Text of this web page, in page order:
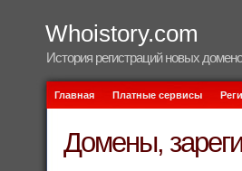
Whoistory.com
История регистраций новых
Главная Платные сервисы
Домены,